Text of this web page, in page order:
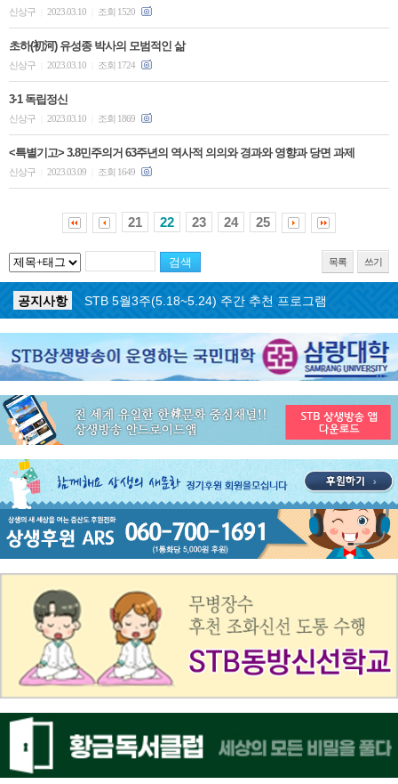
신상구 2023.03.10 조회 1520
초하(初河) 유성종 박사의 모범적인 삶
신상구 2023.03.10 조회 1724
3·1 독립정신
신상구 2023.03.10 조회 1869
<특별기고> 3.8민주의거 63주년의 역사적 의의와 경과와 영향과 당면 과제
신상구 2023.03.09 조회 1649
21 22 23 24 25
목록 쓰기
공지사항 ON AIR 서비스 장애 복구 안내
공지사항
STB 5월4주(5.25~5.31) 주간 추천 프로그램
공지사항
STB 5월3주(5.18~5.24) 주간 추천 프로그램
공지사항
STB 4월마지막주(4.27~5.3) 주간 추천 프로그램
STB 4월4주(4.20~4.26) 주간 추천 프로그램
공지사항
STB 4월2주(4.6~4.12) 주간 추천 프로그램
공지사항
STB 4월1주(3.30~4.5) 주간 추천 프로그램
공지사항
STB 3월4주(3.23~3.29) 주간 추천 프로그램